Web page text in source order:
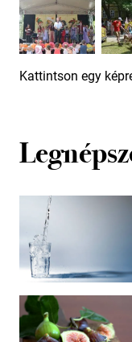
Kattintson egy